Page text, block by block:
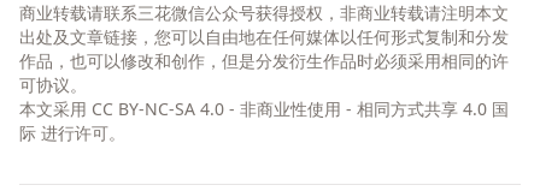
商业转载请联系三花微信公众号获得授权，非商业转载请注明本文
出处及文章链接，您可以自由地在任何媒体以任何形式复制和分发
作品，也可以修改和创作，但是分发衍生作品时必须采用相同的许
可协议。
本文采用 CC BY-NC-SA 4.0 - 非商业性使用 - 相同方式共享 4.0 国
际 进行许可。